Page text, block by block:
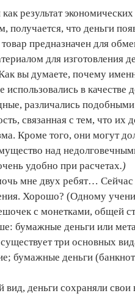
результат
получается, что деньги
предназначен для
для изготовления
вы думаете, почему
в качестве
различались подобными
связанная с тем, что
Кроме того, они могут
над
удобно при расчетах.)
мне двух ребят… Сейчас
Хорошо? (Одному
с монетками, общей
бумажные деньги или
три основных
бумажные деньги
вид, деньги сохраняли